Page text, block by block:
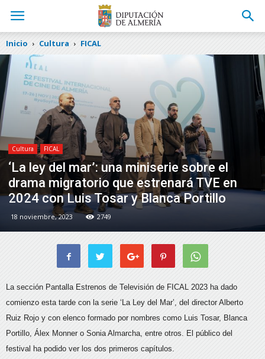
Inicio Cultura FICAL
Cultura FICAL
‘La ley del mar’: una miniserie sobre el
drama migratorio que estrenará TVE en
2024 con Luis Tosar y Blanca Portillo
18 noviembre, 2023 2749
La sección Pantalla Estrenos de Televisión de FICAL 2023 ha dado
comienzo esta tarde con la serie ‘La Ley del Mar’, del director Alberto
Ruiz Rojo y con elenco formado por nombres como Luis Tosar, Blanca
Portillo, Álex Monner o Sonia Almarcha, entre otros. El público del
festival ha podido ver los dos primeros capítulos.